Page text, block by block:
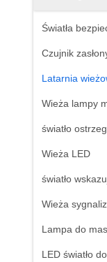
Światła
Czujnik
Latarnia
Wieża lampy
światło
Wieża LED
światło
Wieża
Lampa do
LED światło